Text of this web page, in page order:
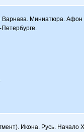
Миниатюра. Афон
.
Икона. Русь. Начало